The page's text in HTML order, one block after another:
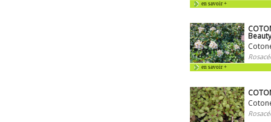
en savoir +
Beauty
en savoir +